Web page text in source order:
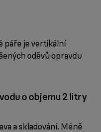
páře je vertikální
oděvů opravdu
o objemu 2 litry
a skladování. Méně